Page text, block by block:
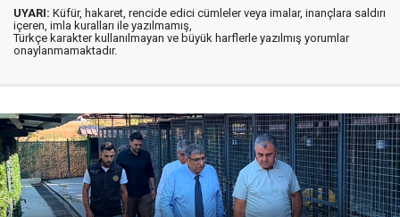
UYARI: Küfür, hakaret, rencide edici cümleler veya imalar, inançlara saldırı
içeren, imla kuralları ile yazılmamış,
Türkçe karakter kullanılmayan ve büyük harflerle yazılmış yorumlar
onaylanmamaktadır.